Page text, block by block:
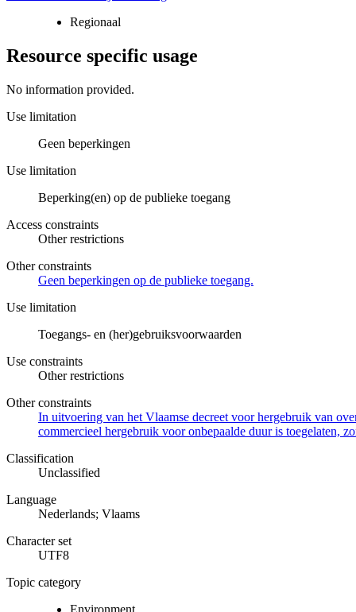
Regionaal
Resource specific usage
No information provided.
Use limitation
Geen beperkingen
Use limitation
Beperking(en) op de publieke toegang
Access constraints
Other restrictions
Other constraints
Geen beperkingen op de publieke toegang.
Use limitation
Toegangs- en (her)gebruiksvoorwaarden
Use constraints
Other restrictions
Other constraints
In uitvoering van het Vlaamse decreet voor hergebruik van
commercieel hergebruik voor onbepaalde duur is toegelaten,
Classification
Unclassified
Language
Nederlands; Vlaams
Character set
UTF8
Topic category
Environment